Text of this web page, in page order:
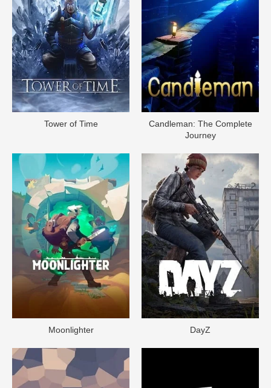
Tower of Time
Candleman: The Complete
Journey
Moonlighter DayZ